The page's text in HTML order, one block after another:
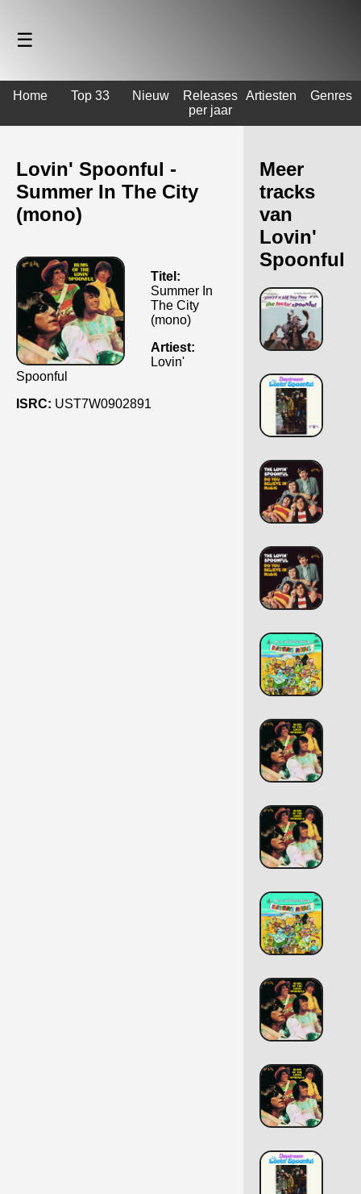
☰
Home Top 33 Nieuw
Releases
per jaar
Artiesten Genres
Lovin' Spoonful -
Summer In The City
(mono)
Titel:
Summer In
The City
(mono)
Artiest:
Lovin'
Spoonful
ISRC: UST7W0902891
Meer
tracks
van
Lovin'
Spoonful